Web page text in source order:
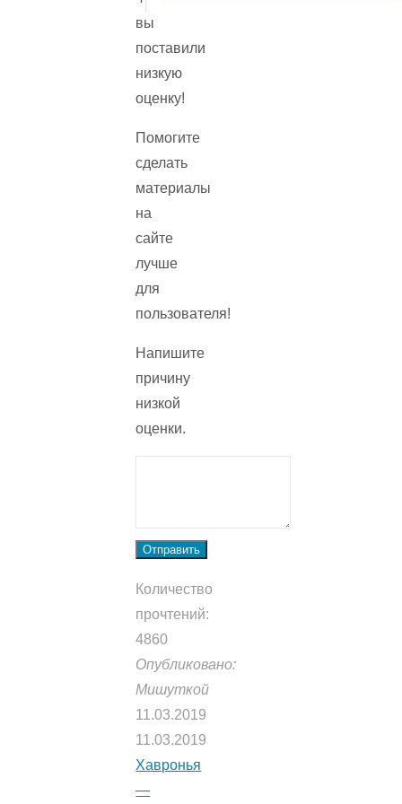
вы
поставили
низкую
оценку!
Помогите
сделать
материалы
на
сайте
лучше
для
пользователя!
Напишите
причину
низкой
оценки.
Отправить
Количество
прочтений:
4860
Опубликовано:
Мишуткой
11.03.2019
11.03.2019
Хавронья
—